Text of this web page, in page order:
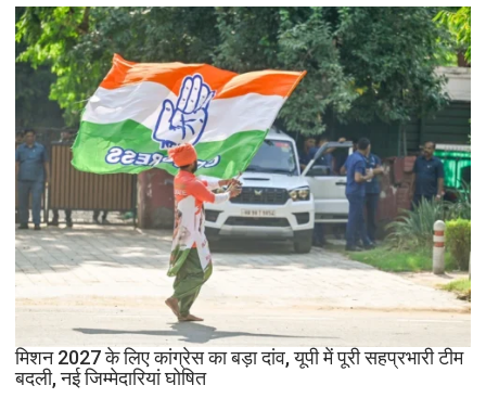
Nothing
पर
भी
बड़ी
छूट
को
बड़ा
झटका,
प्रदेश
अध्यक्ष
डॉ.
रामाशीष
राय
ने
RLD
से
दिया
इस्तीफा
मिशन 2027 के लिए कांग्रेस का बड़ा दांव, यूपी में पूरी सहप्रभारी टीम
बदली, नई जिम्मेदारियां घोषित